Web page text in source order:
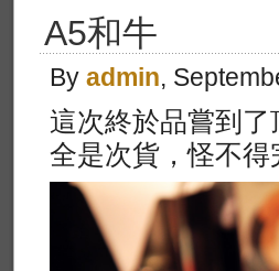
A5和牛
By admin,
這次終於品嘗到
全是次貨，怪不得